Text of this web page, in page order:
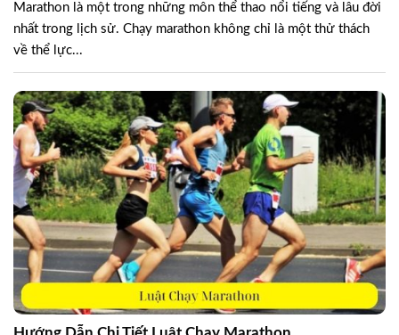
Marathon là một trong những môn thể thao nổi tiếng và lâu đời
nhất trong lịch sử. Chạy marathon không chỉ là một thử thách
về thể lực...